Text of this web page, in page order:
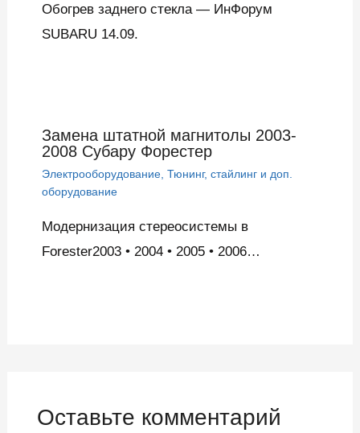
Обогрев заднего стекла — ИнФорум
SUBARU 14.09.
Замена штатной магнитолы 2003-
2008 Субару Форестер
Электрооборудование, Тюнинг, стайлинг и доп.
оборудование
Модернизация стереосистемы в
Forester2003 • 2004 • 2005 • 2006…
Оставьте комментарий